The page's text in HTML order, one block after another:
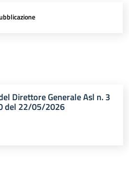
Direttore Generale Asl n. 3
del 22/05/2026